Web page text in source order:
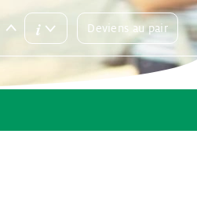
Main
menu
i
Login
button
Deviens au pair